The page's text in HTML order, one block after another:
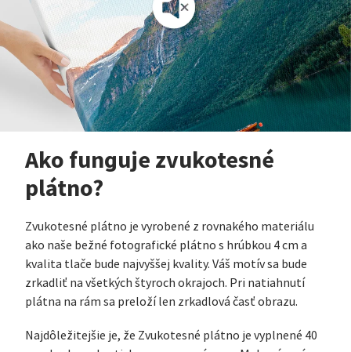
Ako funguje zvukotesné
plátno?
Zvukotesné plátno je vyrobené z rovnakého materiálu
ako naše bežné fotografické plátno s hrúbkou 4 cm a
kvalita tlače bude najvyššej kvality. Váš motív sa bude
zrkadliť na všetkých štyroch okrajoch. Pri natiahnutí
plátna na rám sa preloží len zrkadlová časť obrazu.
Najdôležitejšie je, že Zvukotesné plátno je vyplnené 40